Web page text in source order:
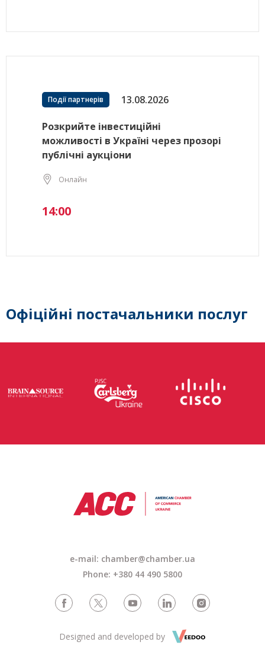
Події партнерів 13.08.2026
Розкрийте інвестиційні
можливості в Україні через прозорі
публічні аукціони
Онлайн
14:00
Офіційні постачальники послуг
e-mail: chamber@chamber.ua
Phone: +380 44 490 5800
Designed and developed by